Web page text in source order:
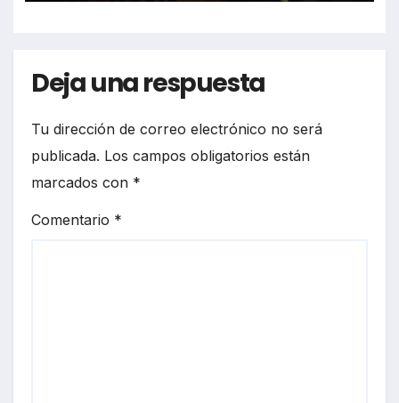
Deja una respuesta
Tu dirección de correo electrónico no será
publicada. Los campos obligatorios están
marcados con *
Comentario *